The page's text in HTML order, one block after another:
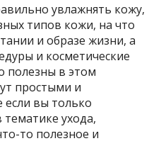
увлажнять кожу,
типов кожи, на что
и образе жизни, а
и косметические
полезны в этом
простыми и
вы только
тематике ухода,
то полезное и